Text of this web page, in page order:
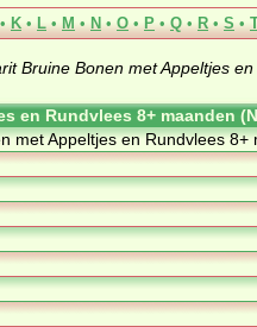
• K • L • M • N • O • P • Q • R • S •
Bruine Bonen met Appeltjes
en Rundvlees 8+ maanden
met Appeltjes en Rundvlees 8+